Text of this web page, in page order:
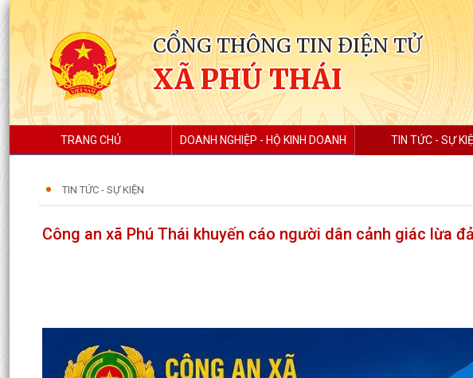
CỔNG THÔNG TIN ĐIỆN TỬ
XÃ PHÚ THÁI
TRANG CHỦ DOANH NGHIỆP - HỘ KINH DOANH TIN TỨC - SỰ
TIN TỨC - SỰ KIỆN
Công an xã Phú Thái khuyến cáo người dân cảnh giác lừa